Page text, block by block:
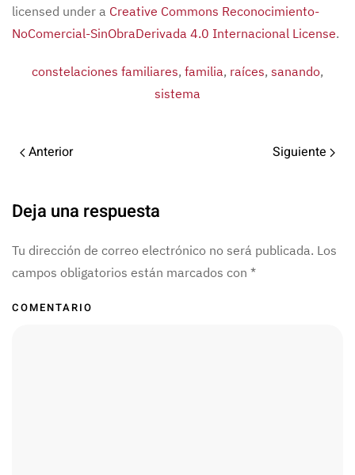
licensed under a Creative Commons Reconocimiento-
NoComercial-SinObraDerivada 4.0 Internacional License.
constelaciones familiares, familia, raíces, sanando,
sistema
Anterior Siguiente
Deja una respuesta
Tu dirección de correo electrónico no será publicada. Los
campos obligatorios están marcados con *
COMENTARIO